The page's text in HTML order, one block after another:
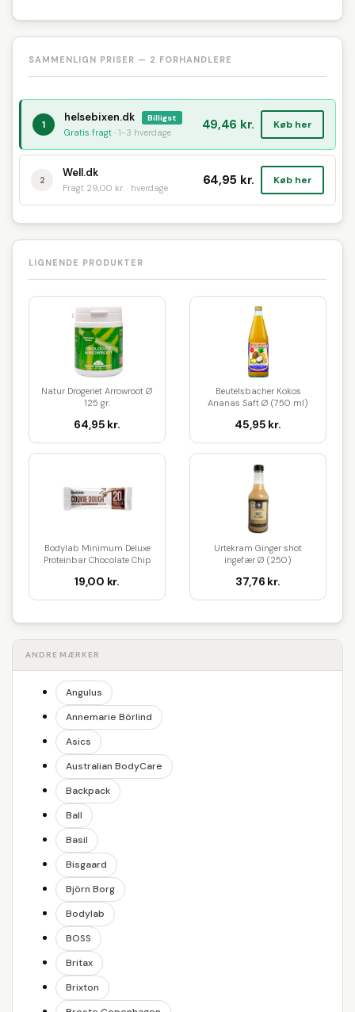
SAMMENLIGN PRISER — 2 FORHANDLERE
1
helsebixen.dk Billigst
Gratis fragt · 1-3 hverdage 49,46 kr. Køb her
2
Well.dk
Fragt 29,00 kr. · hverdage 64,95 kr. Køb her
LIGNENDE PRODUKTER
Natur Drogeriet Arrowroot Ø
125 gr.
64,95 kr.
Beutelsbacher Kokos
Ananas Saft Ø (750 ml)
45,95 kr.
Bodylab Minimum Deluxe
Proteinbar Chocolate Chip
19,00 kr.
Urtekram Ginger shot
ingefær Ø (250)
37,76 kr.
ANDRE MÆRKER
Angulus
Annemarie Börlind
Asics
Australian BodyCare
Backpack
Ball
Basil
Bisgaard
Björn Borg
Bodylab
BOSS
Britax
Brixton